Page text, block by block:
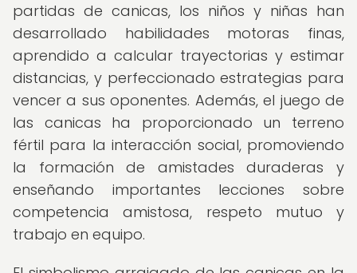
partidas de canicas, los niños y niñas han
desarrollado habilidades motoras finas,
aprendido a calcular trayectorias y estimar
distancias, y perfeccionado estrategias para
vencer a sus oponentes. Además, el juego de
las canicas ha proporcionado un terreno
fértil para la interacción social, promoviendo
la formación de amistades duraderas y
enseñando importantes lecciones sobre
competencia amistosa, respeto mutuo y
trabajo en equipo.